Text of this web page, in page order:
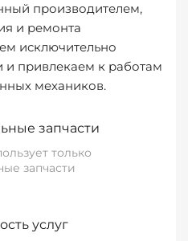
производителем,
и ремонта
исключительно
и привлекаем к работам
механиков.
запчасти
только
запчасти
услуг